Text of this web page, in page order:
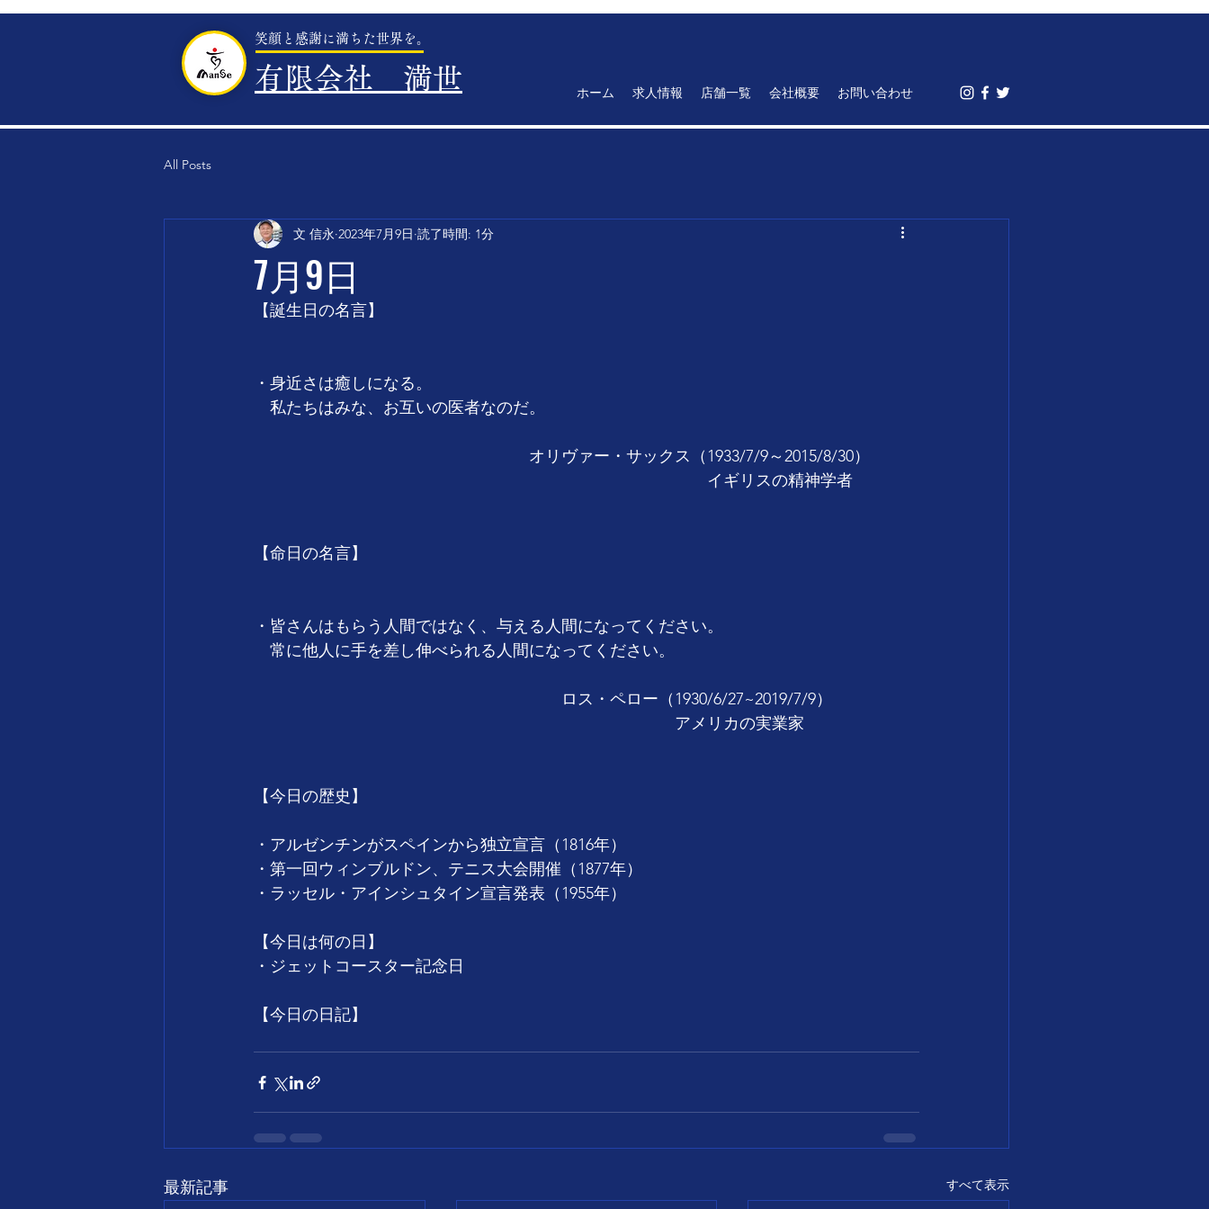
笑顔と感謝に満ちた世界を。
有限会社 満世 ホーム 求人情報 店舗一覧 会社概要 お問い合わせ
All Posts
7月9日
文 信永 2023年7月9日 読了時間: 1分
【誕生日の名言】
・身近さは癒しになる。
私たちはみな、お互いの医者なのだ。
オリヴァー・サックス（1933/7/9～2015/8/30）
イギリスの精神学者
【命日の名言】
・皆さんはもらう人間ではなく、与える人間になってください。
常に他人に手を差し伸べられる人間になってください。
ロス・ペロー（1930/6/27~2019/7/9）
アメリカの実業家
【今日の歴史】
・アルゼンチンがスペインから独立宣言（1816年）
・第一回ウィンブルドン、テニス大会開催（1877年）
・ラッセル・アインシュタイン宣言発表（1955年）
【今日は何の日】
・ジェットコースター記念日
【今日の日記】
最新記事 すべて表示